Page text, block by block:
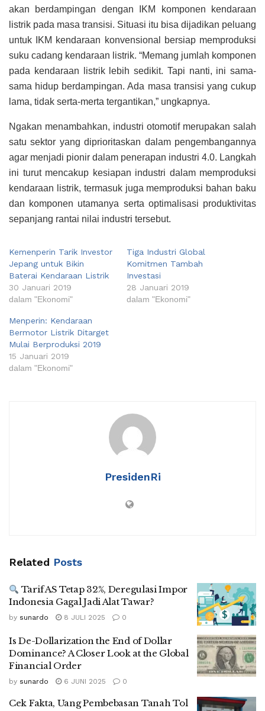
akan berdampingan dengan IKM komponen kendaraan
listrik pada masa transisi. Situasi itu bisa dijadikan peluang
untuk IKM kendaraan konvensional bersiap memproduksi
suku cadang kendaraan listrik. “Memang jumlah komponen
pada kendaraan listrik lebih sedikit. Tapi nanti, ini sama-
sama hidup berdampingan. Ada masa transisi yang cukup
lama, tidak serta-merta tergantikan,” ungkapnya.
Ngakan menambahkan, industri otomotif merupakan salah
satu sektor yang diprioritaskan dalam pengembangannya
agar menjadi pionir dalam penerapan industri 4.0. Langkah
ini turut mencakup kesiapan industri dalam memproduksi
kendaraan listrik, termasuk juga memproduksi bahan baku
dan komponen utamanya serta optimalisasi produktivitas
sepanjang rantai nilai industri tersebut.
Kemenperin Tarik Investor
Jepang untuk Bikin
Baterai Kendaraan Listrik
30 Januari 2019
dalam "Ekonomi"
Tiga Industri Global
Komitmen Tambah
Investasi
28 Januari 2019
dalam "Ekonomi"
Menperin: Kendaraan
Bermotor Listrik Ditarget
Mulai Berproduksi 2019
15 Januari 2019
dalam "Ekonomi"
PresidenRi
Related Posts
Tarif AS Tetap 32%, Deregulasi Impor
Indonesia Gagal Jadi Alat Tawar?
by sunardo 8 JULI 2025 0
Is De-Dollarization the End of Dollar
Dominance? A Closer Look at the Global
Financial Order
by sunardo 6 JUNI 2025 0
Cek Fakta, Uang Pembebasan Tanah Tol